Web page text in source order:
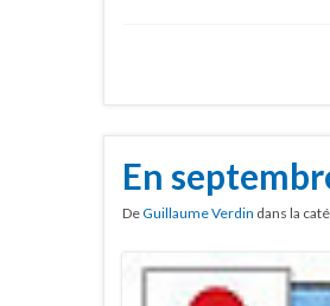
En
DeGuillaume Verdin dans la